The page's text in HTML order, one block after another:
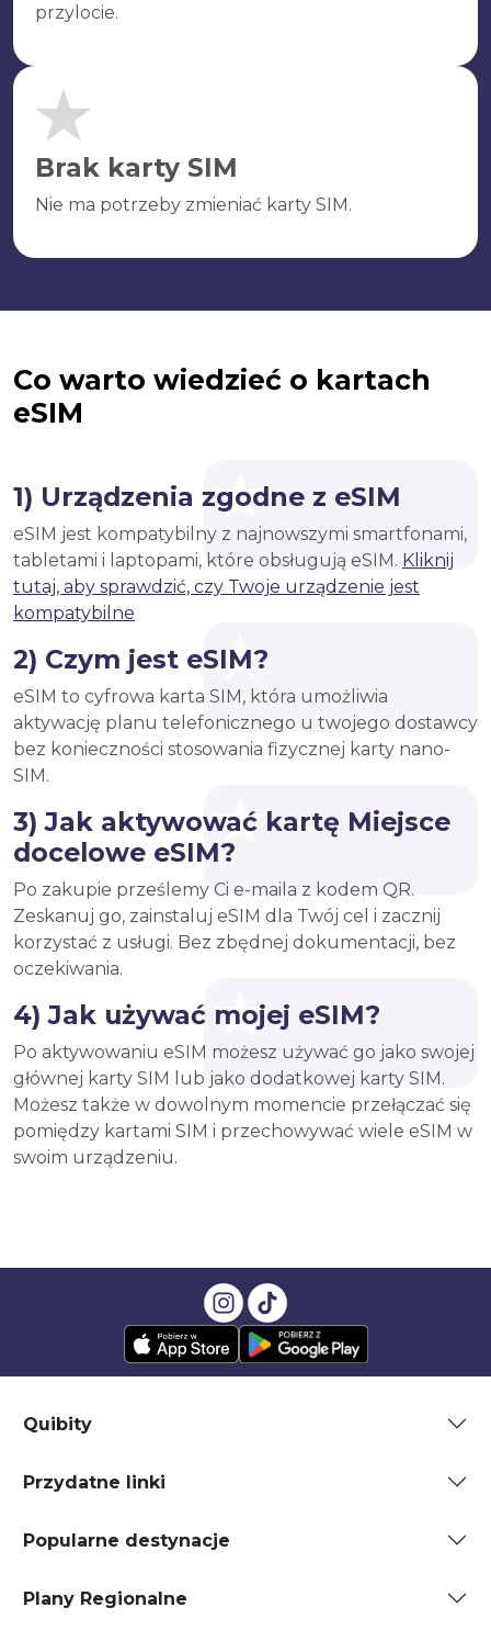
przylocie.
Brak karty SIM
Nie ma potrzeby zmieniać karty SIM.
Co warto wiedzieć o kartach
eSIM
1) Urządzenia zgodne z eSIM
eSIM jest kompatybilny z najnowszymi smartfonami,
tabletami i laptopami, które obsługują eSIM. Kliknij
tutaj, aby sprawdzić, czy Twoje urządzenie jest
kompatybilne
2) Czym jest eSIM?
eSIM to cyfrowa karta SIM, która umożliwia
aktywację planu telefonicznego u twojego dostawcy
bez konieczności stosowania fizycznej karty nano-
SIM.
3) Jak aktywować kartę Miejsce
docelowe eSIM?
Po zakupie prześlemy Ci e-maila z kodem QR.
Zeskanuj go, zainstaluj eSIM dla Twój cel i zacznij
korzystać z usługi. Bez zbędnej dokumentacji, bez
oczekiwania.
4) Jak używać mojej eSIM?
Po aktywowaniu eSIM możesz używać go jako swojej
głównej karty SIM lub jako dodatkowej karty SIM.
Możesz także w dowolnym momencie przełączać się
pomiędzy kartami SIM i przechowywać wiele eSIM w
swoim urządzeniu.
Quibity
Przydatne linki
Popularne destynacje
Plany Regionalne